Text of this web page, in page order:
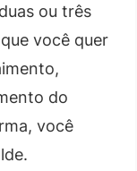
ou três
você quer
do
você